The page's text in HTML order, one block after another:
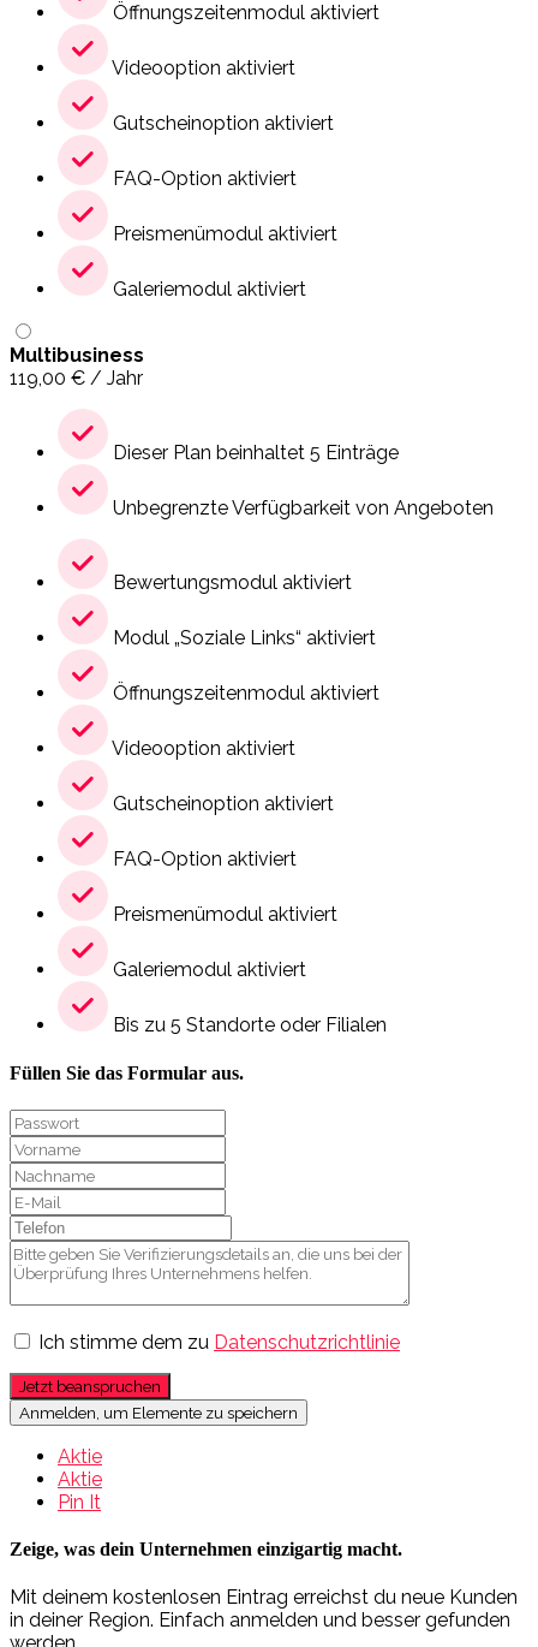
Öffnungszeitenmodul aktiviert
Videooption aktiviert
Gutscheinoption aktiviert
FAQ-Option aktiviert
Preismenümodul aktiviert
Galeriemodul aktiviert
Multibusiness
119,00 € / Jahr
Dieser Plan beinhaltet 5 Einträge
Unbegrenzte Verfügbarkeit von Angeboten
Bewertungsmodul aktiviert
Modul „Soziale Links“ aktiviert
Öffnungszeitenmodul aktiviert
Videooption aktiviert
Gutscheinoption aktiviert
FAQ-Option aktiviert
Preismenümodul aktiviert
Galeriemodul aktiviert
Bis zu 5 Standorte oder Filialen
Füllen Sie das Formular aus.
Ich stimme dem zu Datenschutzrichtlinie
Jetzt beanspruchen
Anmelden, um Elemente zu speichern
Aktie
Aktie
Pin It
Zeige, was dein Unternehmen einzigartig macht.
Mit deinem kostenlosen Eintrag erreichst du neue Kunden
in deiner Region. Einfach anmelden und besser gefunden